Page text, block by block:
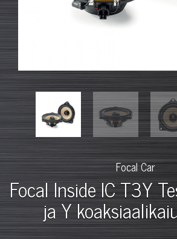
Focal Car
Focal Inside IC T3Y
ja Y